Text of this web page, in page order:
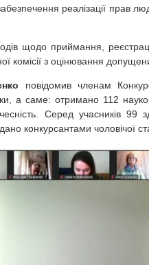
реалізації прав
щодо приймання,
комісії з оцінювання
повідомив членам
а саме: отримано 112
Серед учасників 99
конкурсантами чоловічої